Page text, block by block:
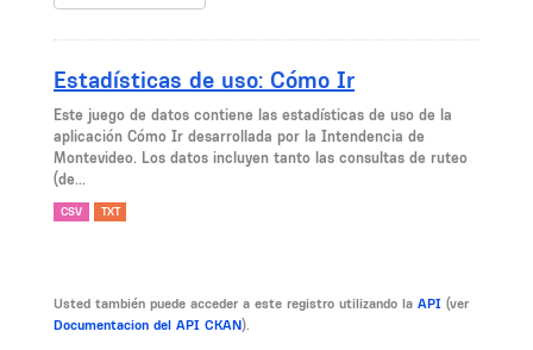
Estadísticas de uso: Cómo Ir
Este juego de datos contiene las estadísticas de uso de la
aplicación Cómo Ir desarrollada por la Intendencia de
Montevideo. Los datos incluyen tanto las consultas de ruteo
(de...
CSV TXT
Usted también puede acceder a este registro utilizando la API (ver
Documentacion del API CKAN).